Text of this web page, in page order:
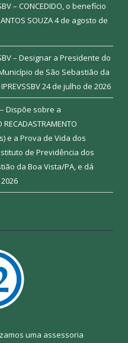
– CONCEDIDO, o benefício
SOUZA4 de agosto de
– Designar a Presidente do
de São Sebastião da
24 de julho de 2026
– Dispõe sobre a
e a Prova de Vida dos
de Previdência dos
da Boa Vista/PA, e dá
uma assessoria